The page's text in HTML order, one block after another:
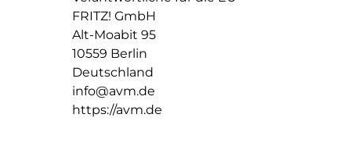
Perfekt abgestimmt auf die FRITZ!Box, schnell ins
Taste
Vergrößert das Heimnetz mit WLAN Mesh
Übernimmt mit Mesh automatisch alle wichtigen
des FRITZ!Mesh Set
FRITZ! GmbH
Alt-Moabit 95
10559 Berlin
Deutschland
info@avm.de
https://avm.de